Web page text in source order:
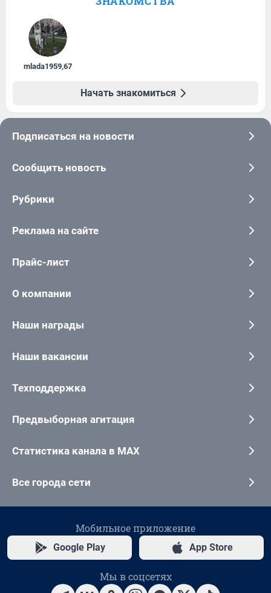
mlada1959,67
Начать знакомиться
Подписаться на новости
Сообщить новость
Рубрики
Реклама на сайте
Прайс-лист
О компании
Наши награды
Наши вакансии
Техподдержка
Предвыборная агитация
Статистика канала в MAX
Все города сети
Мобильное приложение
Google Play App Store
Мы в соцсетях